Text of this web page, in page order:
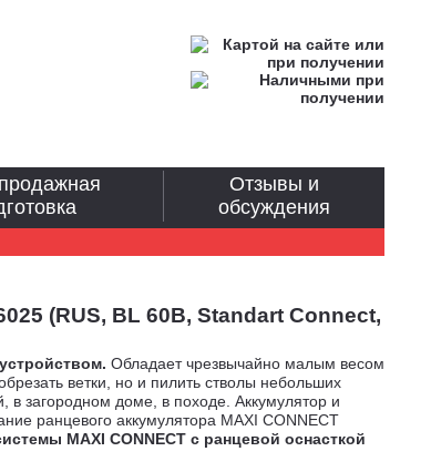
(RUS, BL 60В, Standart Connect,
Обладает чрезвычайно малым весом
ветки, но и пилить стволы небольших
в загородном доме, в походе. Аккумулятор и
ранцевого аккумулятора MAXI CONNECT
MAXI CONNECT с ранцевой оснасткой
Отзывы и
обсуждения